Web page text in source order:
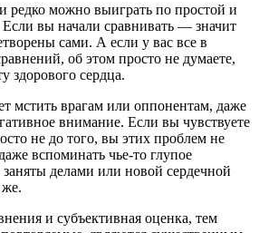
редко можно выиграть по простой и
вы начали сравнивать — значит
сами. А если у вас все в
об этом просто не думаете,
здорового сердца.
мстить врагам или оппонентам, даже
внимание. Если вы чувствуете
не до того, вы этих проблем не
вспоминать чье-то глупое
делами или новой сердечной
и субъективная оценка, тем